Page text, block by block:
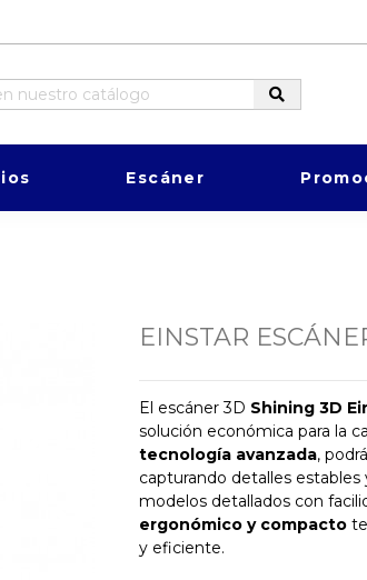
Escáner
EINSTAR
El escáner 3D Shining 3D
solución económica para la
tecnología avanzada,
capturando detalles
modelos detallados con
ergonómico y compacto
y eficiente.